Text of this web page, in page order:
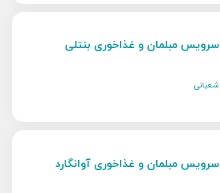
سرویس مبلمان و غذاخوری بنتلی
شعبانی
سرویس مبلمان و غذاخوری آوانگارد